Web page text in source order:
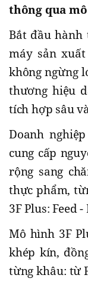
thông qua
Bắt đầu
máy sản
không ngừng
thương hiệu
tích hợp sâu
Doanh
cung cấp
rộng sang
thực phẩm,
3F Plus: Feed
Mô hình 3F
khép kín,
từng khâu: từ